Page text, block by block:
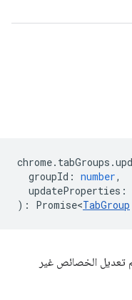
chrome. tabGroups .
groupId : number,
updateProperties :
) : Promise<TabGroup
تعديل الخصائص غير